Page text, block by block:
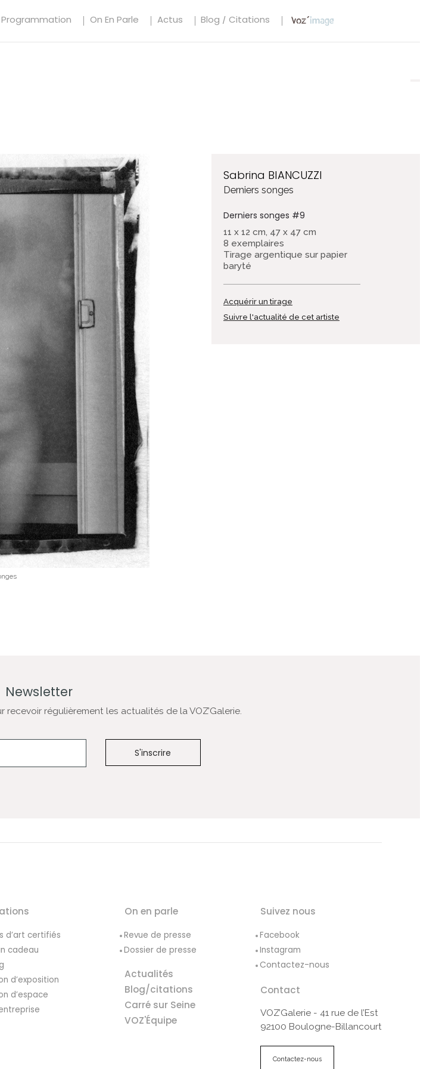
Programmation On En Parle Actus Blog / Citations
Sabrina BIANCUZZI
Derniers songes
Derniers songes #9
11 x 12 cm, 47 x 47 cm
8 exemplaires
Tirage argentique sur papier
baryté
Acquérir un tirage
Suivre l'actualité de cet artiste
Newsletter
régulièrement les actualités de la VOZ’Galerie.
d’art certifiés
cadeau
d’exposition
d’espace
On en parle
Revue de presse
Dossier de presse
Actualités
Blog/citations
Carré sur Seine
VOZ'Équipe
Suivez nous
Facebook
Instagram
Contactez-nous
Contact
VOZ’Galerie - 41 rue de l’Est
92100 Boulogne-Billancourt
Contactez-nous